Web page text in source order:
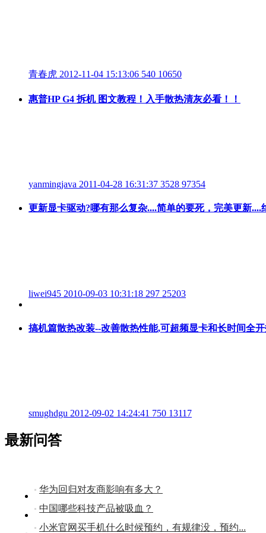
青春虎 2012-11-04 15:13:06 540 10650
惠普HP G4 拆机 图文教程！入手散热清灰必看！！
yanmingjava 2011-04-28 16:31:37 3528 97354
更新显卡驱动?哪有那么复杂....简单的要死，完美更新....
liwei945 2010-09-03 10:31:18 297 25203
搞机篇散热改装--改善散热性能,可超频显卡和长时间全
smughdgu 2012-09-02 14:24:41 750 13117
最新问答
华为回归对友商影响有多大？
中国哪些科技产品被吸血？
小米官网买手机什么时候预约，有规律没，预约...